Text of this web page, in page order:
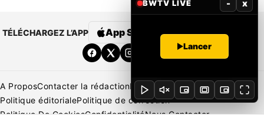
TÉLÉCHARGEZ L’APP App Store Google Play
A ProposContacter la rédactionRédaction
Mentions légales
Politique éditorialePolitique de correction
Politique De CookiesConfidentialitéNous Contacter
BWTV LIVE - x
Lancer